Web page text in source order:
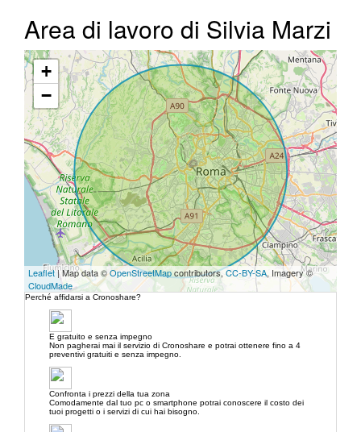
Area di lavoro di Silvia Marzi
+
−
Leaflet| Map data ©OpenStreetMapcontributors,CC-BY-SA, Imagery ©
CloudMade
Perché affidarsi a Cronoshare?
E gratuito e senza impegno
Non pagherai mai il servizio di Cronoshare e potrai ottenere fino a 4
preventivi gratuiti e senza impegno.
Confronta i prezzi della tua zona
Comodamente dal tuo pc o smartphone potrai conoscere il costo dei
tuoi progetti o i servizi di cui hai bisogno.